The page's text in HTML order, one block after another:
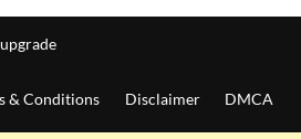
& Conditions Disclaimer DMCA